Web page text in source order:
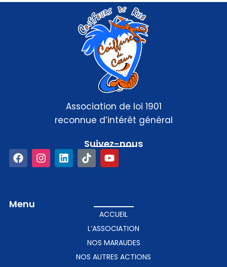
Association de loi 1901
reconnue d’intérêt général
Menu
ACCUEIL
L’ASSOCIATION
NOS MARAUDES
NOS AUTRES ACTIONS
Suivez-nous​